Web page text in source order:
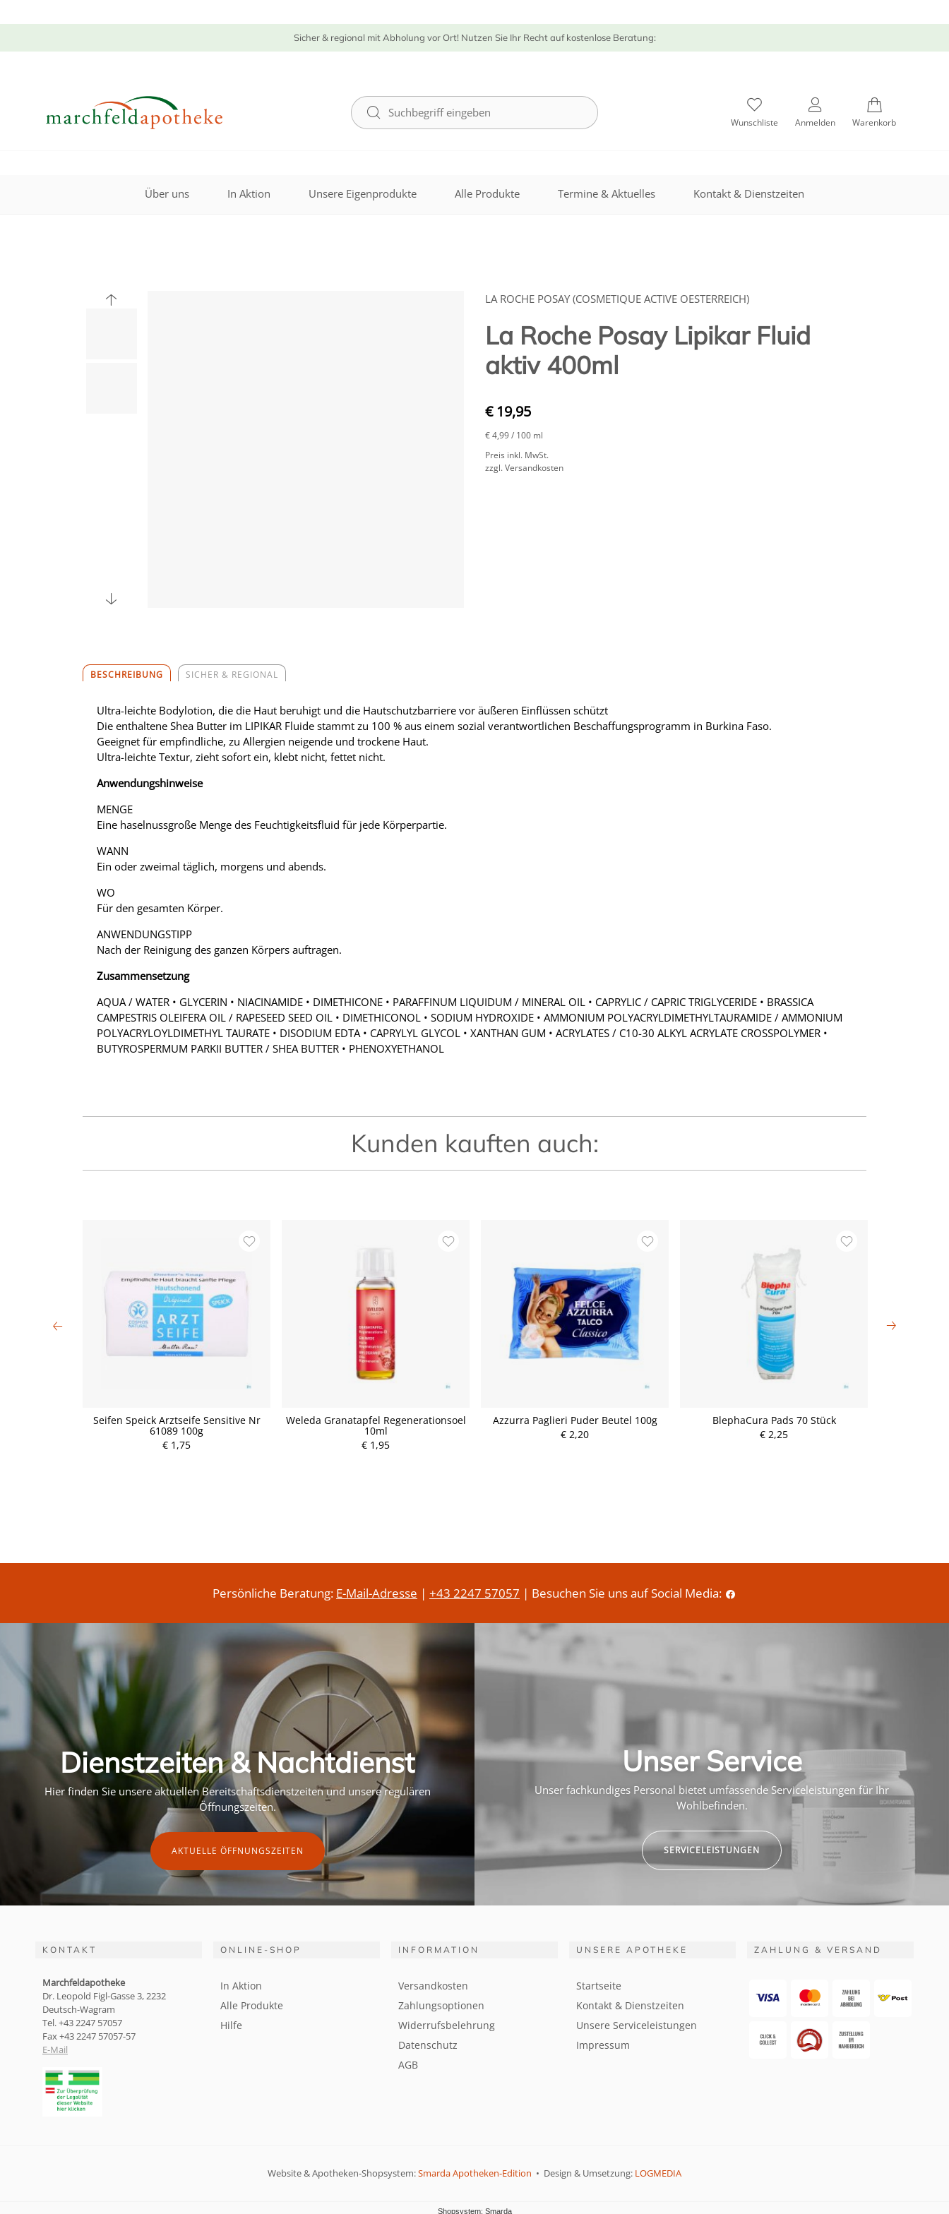
Sicher & regional mit Abholung vor Ort! Nutzen Sie Ihr Recht auf kostenlose Beratung:
Wunschliste Anmelden Warenkorb
Über uns In Aktion Unsere Eigenprodukte Alle Produkte Termine & Aktuelles Kontakt & Dienstzeiten
LA ROCHE POSAY (COSMETIQUE ACTIVE OESTERREICH)
La Roche Posay Lipikar Fluid
aktiv 400ml
€ 19,95
€ 4,99/ 100 ml
Preis inkl. MwSt.
zzgl. Versandkosten
BESCHREIBUNG SICHER & REGIONAL
Ultra-leichte Bodylotion, die die Haut beruhigt und die Hautschutzbarriere vor äußeren Einflüssen schützt
Die enthaltene Shea Butter im LIPIKAR Fluide stammt zu 100 % aus einem sozial verantwortlichen Beschaffungsprogramm in Burkina Faso.
Geeignet für empfindliche, zu Allergien neigende und trockene Haut.
Ultra-leichte Textur, zieht sofort ein, klebt nicht, fettet nicht.
Anwendungshinweise
MENGE
Eine haselnussgroße Menge des Feuchtigkeitsfluid für jede Körperpartie.
WANN
Ein oder zweimal täglich, morgens und abends.
WO
Für den gesamten Körper.
ANWENDUNGSTIPP
Nach der Reinigung des ganzen Körpers auftragen.
Zusammensetzung
AQUA / WATER • GLYCERIN • NIACINAMIDE • DIMETHICONE • PARAFFINUM LIQUIDUM / MINERAL OIL • CAPRYLIC / CAPRIC TRIGLYCERIDE • BRASSICA
CAMPESTRIS OLEIFERA OIL / RAPESEED SEED OIL • DIMETHICONOL • SODIUM HYDROXIDE • AMMONIUM POLYACRYLDIMETHYLTAURAMIDE / AMMONIUM
POLYACRYLOYLDIMETHYL TAURATE • DISODIUM EDTA • CAPRYLYL GLYCOL • XANTHAN GUM • ACRYLATES / C10-30 ALKYL ACRYLATE CROSSPOLYMER •
BUTYROSPERMUM PARKII BUTTER / SHEA BUTTER • PHENOXYETHANOL
Kunden kauften auch:
Seifen Speick Arztseife Sensitive Nr
61089 100g
€ 1,75
Weleda Granatapfel Regenerationsoel
10ml
€ 1,95
Azzurra Paglieri Puder Beutel 100g
€ 2,20
BlephaCura Pads 70 Stück
€ 2,25
P
r P
P P
Persönliche Beratung: E-Mail-Adresse | +43 2247 57057 | Besuchen Sie uns auf Social Media:
Dienstzeiten & Nachtdienst
Hier finden Sie unsere aktuellen Bereitschaftsdienstzeiten und unsere regulären
Öffnungszeiten.
AKTUELLE ÖFFNUNGSZEITEN
Unser Service
Unser fachkundiges Personal bietet umfassende Serviceleistungen für Ihr
Wohlbefinden.
SERVICELEISTUNGEN
KONTAKT
Marchfeldapotheke
Dr. Leopold Figl-Gasse 3, 2232
Deutsch-Wagram
Tel. +43 2247 57057
Fax +43 2247 57057-57
E-Mail
ONLINE-SHOP
In Aktion
Alle Produkte
Hilfe
INFORMATION
Versandkosten
Zahlungsoptionen
Widerrufsbelehrung
Datenschutz
AGB
UNSERE APOTHEKE
Startseite
Kontakt & Dienstzeiten
Unsere Serviceleistungen
Impressum
ZAHLUNG & VERSAND
Website & Apotheken-Shopsystem:Smarda Apotheken-Edition • Design & Umsetzung: LOGMEDIA
Shopsystem: Smarda